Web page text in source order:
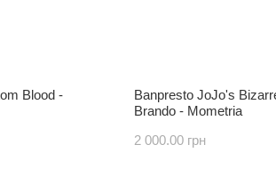
Blood -
Banpresto JoJo's
Brando - Mometria
2 000.00 грн